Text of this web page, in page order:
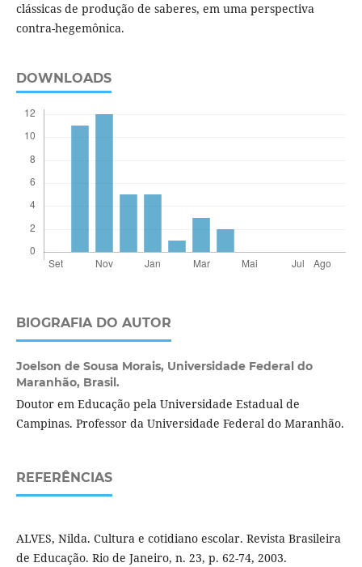
clássicas de produção de saberes, em uma perspectiva
contra-hegemônica.
DOWNLOADS
BIOGRAFIA DO AUTOR
Joelson de Sousa Morais, Universidade Federal do
Maranhão, Brasil.
Doutor em Educação pela Universidade Estadual de
Campinas. Professor da Universidade Federal do Maranhão.
REFERÊNCIAS
ALVES, Nilda. Cultura e cotidiano escolar. Revista Brasileira
de Educação. Rio de Janeiro, n. 23, p. 62-74, 2003.